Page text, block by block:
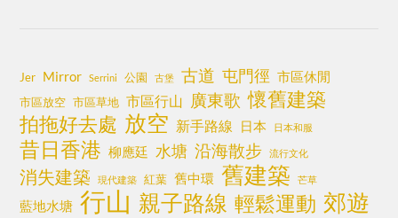
Jer Mirror Serrini 公園 古堡 古道 屯門徑 市區休閒
市區放空 市區草地 市區行山 廣東歌 懷舊建築
拍拖好去處 放空 新手路線 日本 日本和服
昔日香港 柳應廷 水塘 沿海散步 流行文化
消失建築 現代建築 紅葉 舊中環 舊建築 芒草
藍地水塘 行山 親子路線 輕鬆運動 郊遊